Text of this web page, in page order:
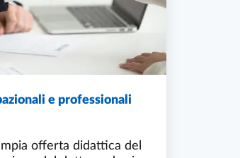
e professionali
offerta didattica del